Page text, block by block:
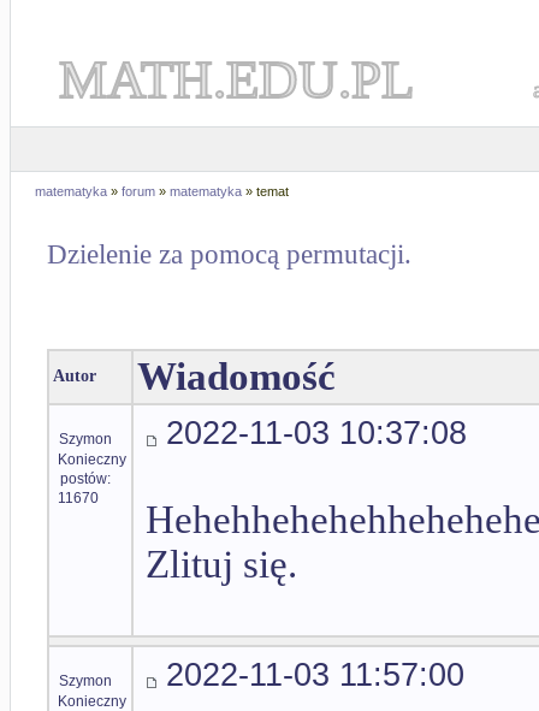
MATH.EDU.PL
matematyka » forum » matematyka » temat
Dzielenie za pomocą permutacji.
Autor Wiadomość
Szymon
Konieczny
postów:
11670
2022-11-03 10:37:08
Zlituj się.
Szymon
Konieczny
2022-11-03 11:57:00